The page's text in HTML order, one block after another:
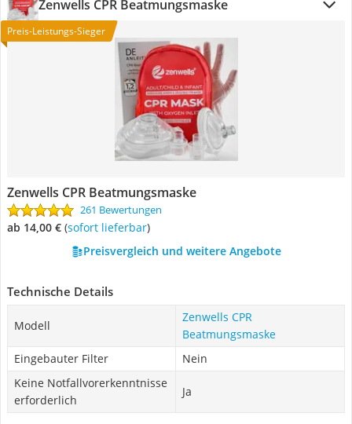
Zenwells CPR Beatmungsmaske
Preis-Leistungs-Sieger
Zenwells CPR Beatmungsmaske
261 Bewertungen
ab 14,00 € ( Sofort lieferbar)
Preisvergleich und weitere Angebote
Technische Details
Modell
Zenwells CPR
Beatmungsmaske
Eingebauter Filter
Nein
Keine Notfallvorerkenntnisse
erforderlich
Ja